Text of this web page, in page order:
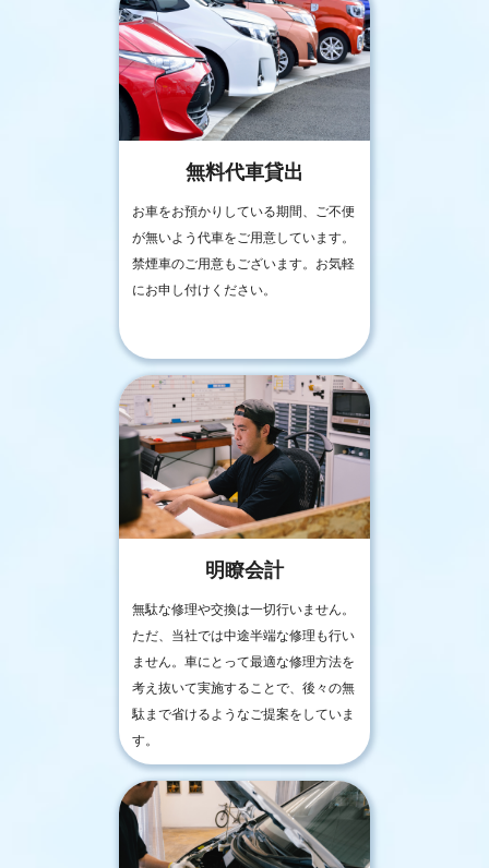
無料代車貸出
お車をお預かりしている期間、ご不便
が無いよう代車をご用意しています。
禁煙車のご用意もございます。お気軽
にお申し付けください。
明瞭会計
無駄な修理や交換は一切行いません。
ただ、当社では中途半端な修理も行い
ません。車にとって最適な修理方法を
考え抜いて実施することで、後々の無
駄まで省けるようなご提案をしていま
す。